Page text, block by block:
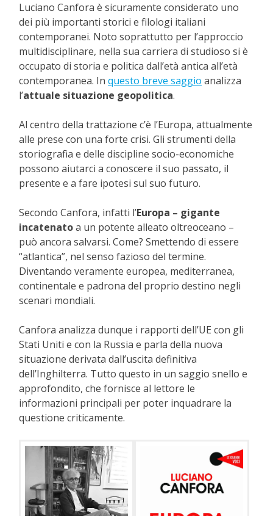
Luciano Canfora è sicuramente considerato uno
dei più importanti storici e filologi italiani
contemporanei. Noto soprattutto per l’approccio
multidisciplinare, nella sua carriera di studioso si è
occupato di storia e politica dall’età antica all’età
contemporanea. In questo breve saggio analizza
l’attuale situazione geopolitica.
Al centro della trattazione c’è l’Europa, attualmente
alle prese con una forte crisi. Gli strumenti della
storiografia e delle discipline socio-economiche
possono aiutarci a conoscere il suo passato, il
presente e a fare ipotesi sul suo futuro.
Secondo Canfora, infatti l’Europa – gigante
incatenatoa un potente alleato oltreoceano –
può ancora salvarsi. Come? Smettendo di essere
“atlantica”, nel senso fazioso del termine.
Diventando veramente europea, mediterranea,
continentale e padrona del proprio destino negli
scenari mondiali.
Canfora analizza dunque i rapporti dell’UE con gli
Stati Uniti e con la Russia e parla della nuova
situazione derivata dall’uscita definitiva
dell’Inghilterra. Tutto questo in un saggio snello e
approfondito, che fornisce al lettore le
informazioni principali per poter inquadrare la
questione criticamente.